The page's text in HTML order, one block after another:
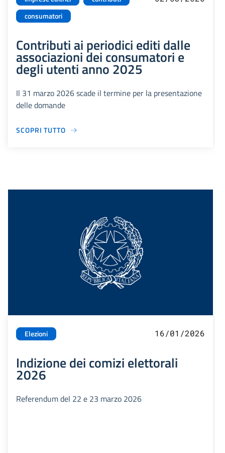
consumatori
Contributi ai periodici editi dalle
associazioni dei consumatori e
degli utenti anno 2025
Il 31 marzo 2026 scade il termine per la presentazione
delle domande
SCOPRI TUTTO
Elezioni 16/01/2026
Indizione dei comizi elettorali
2026
Referendum del 22 e 23 marzo 2026